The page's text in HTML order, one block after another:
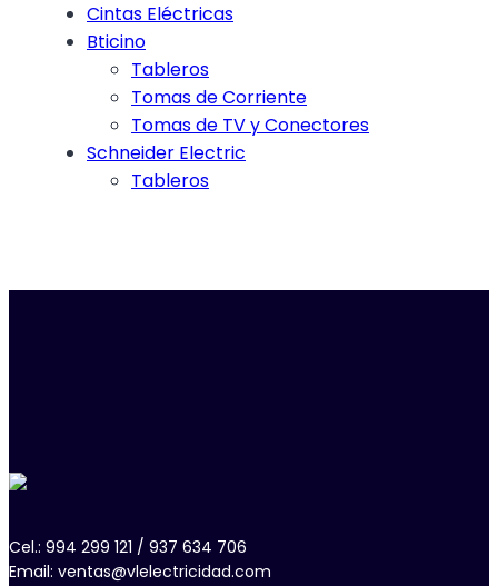
Cintas Eléctricas
Bticino
Tableros
Tomas de Corriente
Tomas de TV y Conectores
Schneider Electric
Tableros
Cel.: 994 299 121 / 937 634 706
Email: ventas@vlelectricidad.com